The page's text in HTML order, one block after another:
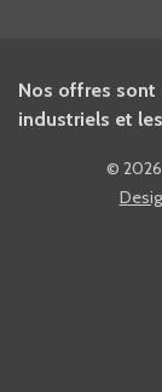
Nos offres sont
industriels et
©